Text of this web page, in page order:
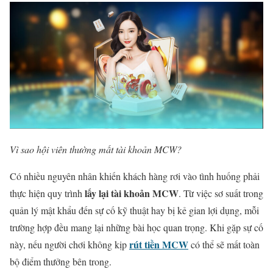
Vì sao hội viên thường mất tài khoản MCW?
Có nhiều nguyên nhân khiến khách hàng rơi vào tình huống phải
thực hiện quy trình lấy lại tài khoản MCW. Từ việc sơ suất trong
quản lý mật khẩu đến sự cố kỹ thuật hay bị kẻ gian lợi dụng, mỗi
trường hợp đều mang lại những bài học quan trọng. Khi gặp sự cố
này, nếu người chơi không kịprút tiền MCWcó thể sẽ mất toàn
bộ điểm thưởng bên trong.